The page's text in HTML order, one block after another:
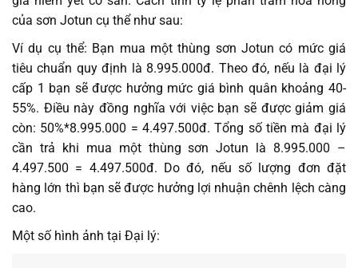
của sơn Jotun cụ thể như sau:
Ví dụ cụ thể: Bạn mua một thùng sơn Jotun có mức giá
tiêu chuẩn quy định là 8.995.000đ. Theo đó, nếu là đại lý
cấp 1 bạn sẽ được hưởng mức giá bình quân khoảng 40-
55%. Điều này đồng nghĩa với việc bạn sẽ được giảm giá
còn: 50%*8.995.000 = 4.497.500đ. Tổng số tiền mà đại lý
cần trả khi mua một thùng sơn Jotun là 8.995.000 –
4.497.500 = 4.497.500đ. Do đó, nếu số lượng đơn đặt
hàng lớn thì bạn sẽ được hưởng lợi nhuận chênh lệch càng
cao.
Một số hình ảnh tại Đại lý: